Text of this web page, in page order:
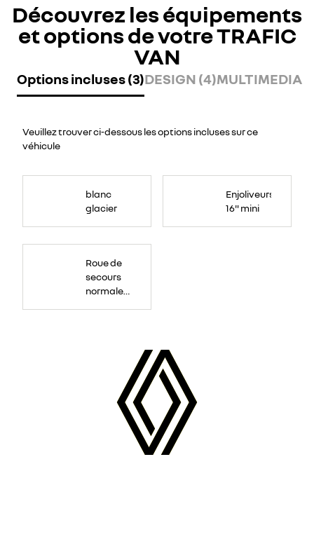
Découvrez les équipements
et options de votre TRAFIC
VAN
Options incluses (3)DESIGN (4)MULTIMEDIA
Veuillez trouver ci-dessous les options incluses sur ce
véhicule
blanc
glacier
Enjoliveurs
16" mini
Roue de
secours
normale